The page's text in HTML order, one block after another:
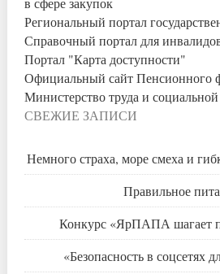
Региональный портал
Справочный портал для
Портал "Карта доступности"
Официальный сайт Пенсионного
Министерство труда и
СВЕЖИЕ ЗАПИСИ
Немного страха, море смеха и
Правильное
Конкурс «ЯрПАПА шагает
«Безопасность в соцсетях